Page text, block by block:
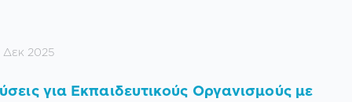
Δεκ 2025
για Εκπαιδευτικούς Οργανισμούς με